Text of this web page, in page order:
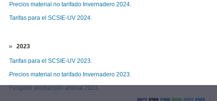
Precios material no tarifado Invernadero 2024.
Tarifas para el SCSIE-UV 2024.
2023
Tarifas para el SCSIE-UV 2023.
Precios material no tarifado Invernadero 2023.
Fungible producción animal 2023.